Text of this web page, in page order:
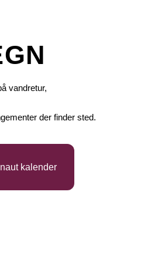
vandretur,
der finder sted.
kalender